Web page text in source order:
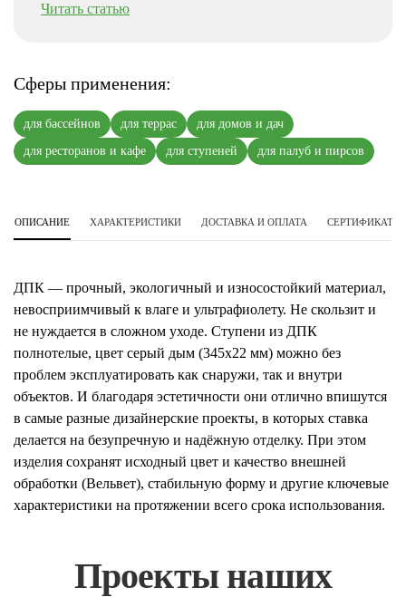
Читать статью
Сферы применения:
для бассейнов для террас
для домов и дач
для ресторанов и кафе
для ступеней для палуб и пирсов
ОПИСАНИЕ ХАРАКТЕРИСТИКИ ДОСТАВКА И ОПЛАТА СЕРТИФИКАТЫ
ДПК — прочный, экологичный и износостойкий материал,
невосприимчивый к влаге и ультрафиолету. Не скользит и
не нуждается в сложном уходе. Ступени из ДПК
полнотелые, цвет серый дым (345х22 мм) можно без
проблем эксплуатировать как снаружи, так и внутри
объектов. И благодаря эстетичности они отлично впишутся
в самые разные дизайнерские проекты, в которых ставка
делается на безупречную и надёжную отделку. При этом
изделия сохранят исходный цвет и качество внешней
обработки (Вельвет), стабильную форму и другие ключевые
характеристики на протяжении всего срока использования.
Проекты наших